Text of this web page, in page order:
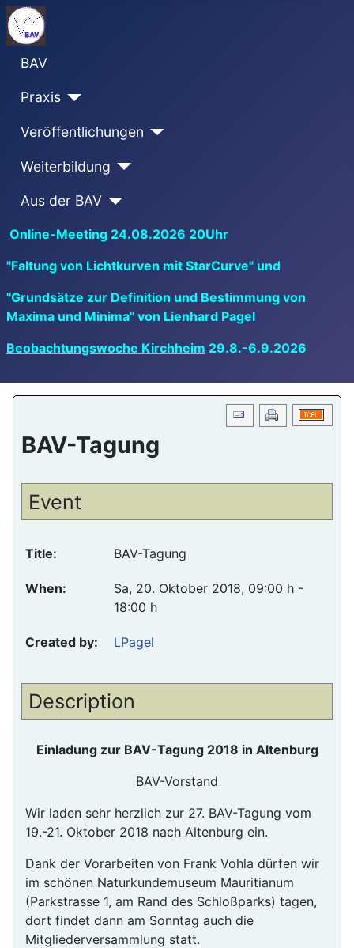
BAV
Praxis
Veröffentlichungen
Weiterbildung
Aus der BAV
Online-Meeting 24.08.2026 20Uhr
"Faltung von Lichtkurven mit StarCurve" und
"Grundsätze zur Definition und Bestimmung von
Maxima und Minima" von Lienhard Pagel
Beobachtungswoche Kirchheim 29.8.-6.9.2026
BAV-Tagung
Event
Title: BAV-Tagung
When: Sa, 20. Oktober 2018, 09:00 h -
18:00 h
Created by: LPagel
Description
Einladung zur BAV-Tagung 2018 in Altenburg
BAV-Vorstand
Wir laden sehr herzlich zur 27. BAV-Tagung vom
19.-21. Oktober 2018 nach Altenburg ein.
Dank der Vorarbeiten von Frank Vohla dürfen wir
im schönen Naturkundemuseum Mauritianum
(Parkstrasse 1, am Rand des Schloßparks) tagen,
dort findet dann am Sonntag auch die
Mitgliederversammlung statt.